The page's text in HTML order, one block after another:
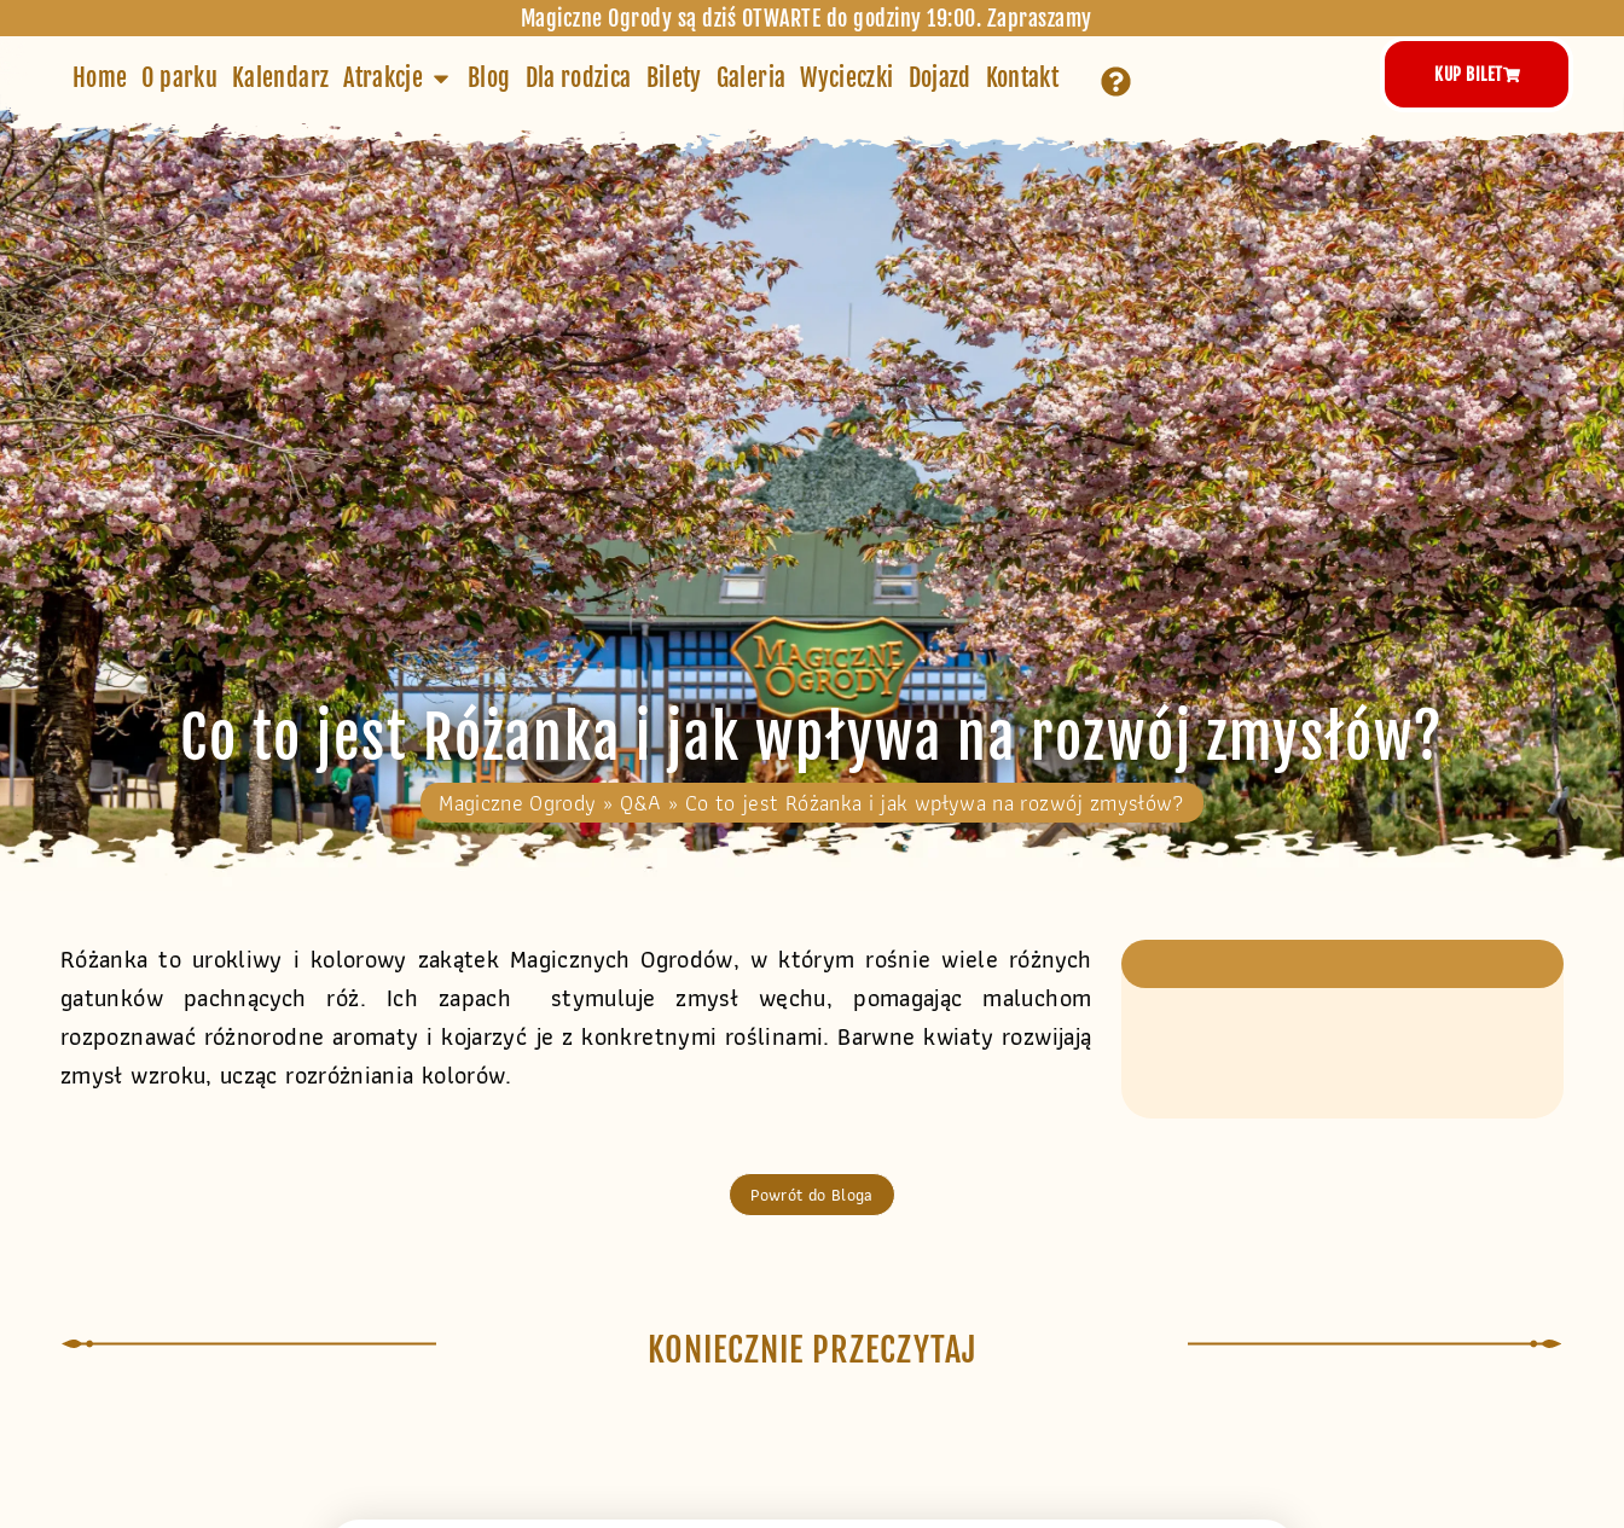
Magiczne Ogrody są dziś OTWARTE do godziny 19:00. Zapraszamy
KUP BILET
Home O parku Kalendarz Atrakcje Blog Dla rodzica Bilety Galeria Wycieczki Dojazd Kontakt
Co to jest Różanka i jak wpływa na rozwój zmysłów?
Magiczne Ogrody » Q&A » Co to jest Różanka i jak wpływa na rozwój zmysłów?
Różanka to urokliwy i kolorowy zakątek Magicznych Ogrodów, w którym rośnie wiele różnych
gatunków pachnących róż. Ich zapach stymuluje zmysł węchu, pomagając maluchom
rozpoznawać różnorodne aromaty i kojarzyć je z konkretnymi roślinami. Barwne kwiaty rozwijają
zmysł wzroku, ucząc rozróżniania kolorów.
Powrót do Bloga
KONIECZNIE PRZECZYTAJ